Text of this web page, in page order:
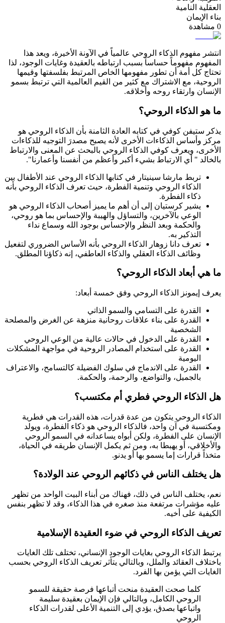
العقلية النامية
بناء الإيمان
0 مشاهدة
انتشر مفهوم الذكاء الروحي عالمياً في الآونة الأخيرة، ويعد هذا
المفهوم مفهوماً حساساً بسبب ارتباطه بالعقيدة وغايات الوجود، لذا
تحتاج كل أمة أن تطور مفهومها الخاص المرتبط بفلسفتها وقيمها
الروحية، مع الاشتراك مع كثير من القيم العالمية التي ترتبط بسمو
الإنسان وارتقاء روحه وأخلاقه.
ما هو الذكاء الروحي؟
يذكر ستيفن كوفي في كتابه العادة الثامنة بأن الذكاء الروحي هو
مركز وأساس الذكاءات الأخرى لأنه يصبح مصدرَ التوجيه للذكاءات
الأخرى، ويعرف كوفي الذكاء الروحي بالبحث عن المعنى والارتباط
بالخالد " أي الارتباط بشيء أكبر وأعظم من أنفسنا وأعمارنا".
تربط مارشا سينيتار في كتابها الذكاء الروحي عند الأطفال بين
الذكاء الروحي وتنمية الفطرة، حيث تعرف الذكاء الروحي بأنه
ذكاء الفطرة.
يشير كرستيان إلى أن أهم ما يميز أصحاب الذكاء الروحي هو
الوعي بالآخرين، والتساؤل والهيبة والإحساس بما هو روحي،
والحكمة وبعد النظر والإحساس بوجود الله وسماع نداء
التذكير به.
تعرف دانا زوهار الذكاء الروحي بأنه الأساس الضروري لتفعيل
وظائف الذكاء العقلي والذكاء العاطفي، إنه ذكاؤنا المطلق.
ما هي أبعاد الذكاء الروحي؟
يعرف إيمونز الذكاء الروحي وفق خمسة أبعاد:
القدرة على التسامي والسمو الذاتي
القدرة على بناء علاقات روحانية منزهة عن الغرض والمصلحة
الشخصية
القدرة على الدخول في حالات عالية من الوعي الروحي
القدرة على استخدام المصادر الروحية في مواجهة المشكلات
اليومية
القدرة على الاندماج في سلوك الفضيلة كالتسامح، والاعتراف
بالجميل، والتواضع، والرحمة، والحكمة.
هل الذكاء الروحي فطري أم مكتسب؟
الذكاء الروحي يتكون من عدة قدرات، هذه القدرات هي فطرية
ومكتسبة في آن واحد، فالذكاء الروحي هو ذكاء الفطرة، ويولد
الإنسان على الفطرة، ولكن أبواه يساعدانه في السمو الروحي
والأخلاقي، أو يهبطا به، ومن ثم يكمل الإنسان طريقه في الحياة،
متخذاً قرارات إما يسمو بها أو يدنو.
هل يختلف الناس في ذكائهم الروحي عند الولادة؟
نعم، يختلف الناس في ذلك، فهناك من أبناء البيت الواحد من تظهر
عليه مؤشرات مرتفعة منذ صغره في هذا الذكاء، وقد لا تظهر بنفس
الكيفية على أخيه.
تعريف الذكاء الروحي في ضوء العقيدة الإسلامية
يرتبط الذكاء الروحي بغايات الوجود الإنساني، تختلف تلك الغايات
باختلاف العقائد والملل، وبالتالي يتأثر تعريف الذكاء الروحي بحسب
الغايات التي يؤمن بها الفرد.
كلما صحت العقيدة منحت أتباعها فرصة حقيقة للسمو
الروحي الكامل، وبالتالي فإن الإيمان بعقيدة سليمة
واتباعها بصدق، يؤدي إلى التنمية الأعلى لقدرات الذكاء
الروحي